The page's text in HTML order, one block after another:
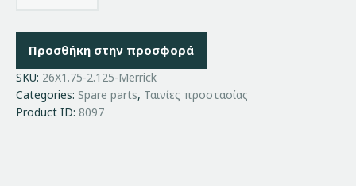
Προσθήκη στην προσφορά
SKU: 26X1.75-2.125-Merrick
Categories: Spare parts, Ταινίες προστασίας
Product ID: 8097